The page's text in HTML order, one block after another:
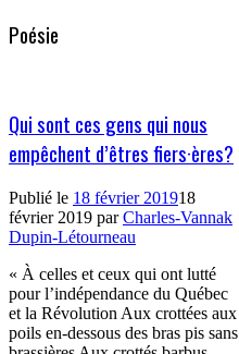
Poésie
Qui sont ces gens qui nous
empêchent d’êtres fiers·ères?
Publié le 18 février 201918
février 2019 parCharles-Vannak
Dupin-Létourneau
« À celles et ceux qui ont lutté
pour l’indépendance du Québec
et la Révolution Aux crottées aux
poils en-dessous des bras pis sans